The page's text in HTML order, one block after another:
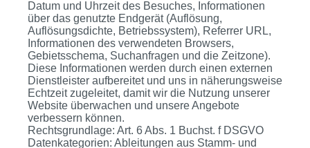
Datum und Uhrzeit des Besuches, Informationen
über das genutzte Endgerät (Auflösung,
Auflösungsdichte, Betriebssystem), Referrer URL,
Informationen des verwendeten Browsers,
Gebietsschema, Suchanfragen und die Zeitzone).
Diese Informationen werden durch einen externen
Dienstleister aufbereitet und uns in näherungsweise
Echtzeit zugeleitet, damit wir die Nutzung unserer
Website überwachen und unsere Angebote
verbessern können.
Rechtsgrundlage: Art. 6 Abs. 1 Buchst. f DSGVO
Datenkategorien: Ableitungen aus Stamm- und